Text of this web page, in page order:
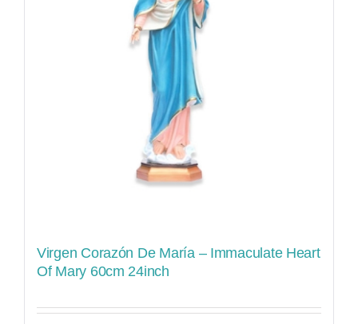
Virgen Corazón De María – Immaculate Heart
Of Mary 60cm 24inch